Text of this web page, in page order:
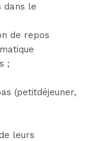
dans le
de repos
;
(petitdéjeuner,
leurs